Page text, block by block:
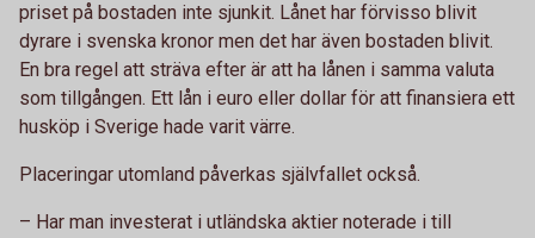
priset på bostaden inte sjunkit. Lånet har förvisso blivit
dyrare i svenska kronor men det har även bostaden blivit.
En bra regel att sträva efter är att ha lånen i samma valuta
som tillgången. Ett lån i euro eller dollar för att finansiera ett
husköp i Sverige hade varit värre.
Placeringar utomland påverkas självfallet också.
– Har man investerat i utländska aktier noterade i till